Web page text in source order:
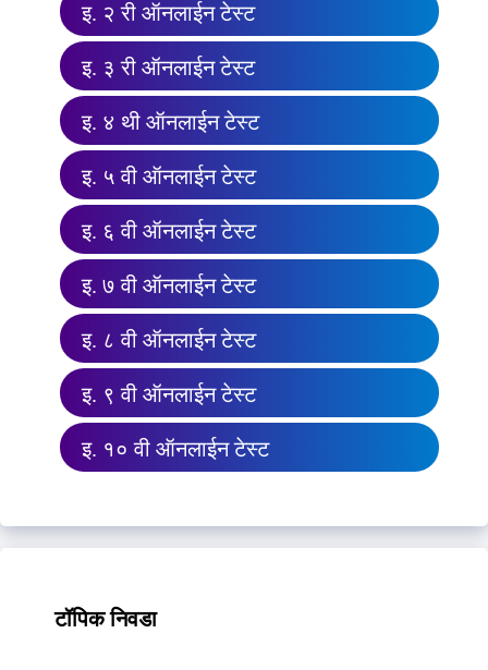
इ. २ री ऑनलाईन टेस्ट
इ. ३ री ऑनलाईन टेस्ट
इ. ४ थी ऑनलाईन टेस्ट
इ. ५ वी ऑनलाईन टेस्ट
इ. ६ वी ऑनलाईन टेस्ट
इ. ७ वी ऑनलाईन टेस्ट
इ. ८ वी ऑनलाईन टेस्ट
इ. ९ वी ऑनलाईन टेस्ट
इ. १० वी ऑनलाईन टेस्ट
टॉपिक निवडा